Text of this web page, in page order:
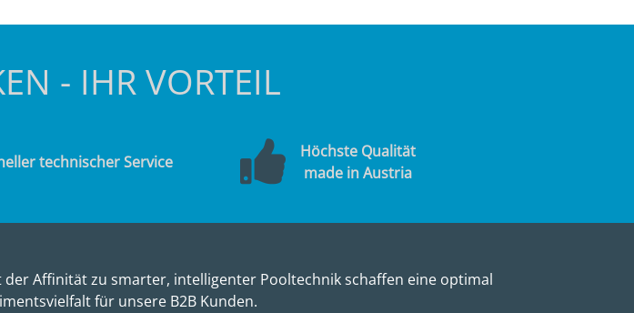
- IHR VORTEIL
technischer Service
Höchste Qualität
made in Austria
Affinität zu smarter, intelligenter Pooltechnik schaffen eine optimal
für unsere B2B Kunden.